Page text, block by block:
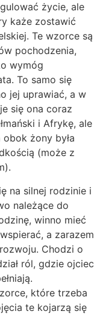
życie, ale
każe zostawić
Te wzorce są
pochodzenia,
wymóg
To samo się
jej uprawiać, a w
się ona coraz
i Afrykę, ale
żony była
(może z
na silnej rodzinie i
należące do
winno mieć
a zarazem
Chodzi o
ról, gdzie ojciec
które trzeba
te kojarzą się